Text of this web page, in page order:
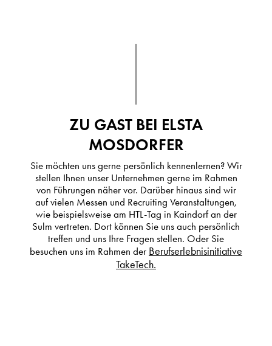
ZU GAST BEI ELSTA
MOSDORFER
Sie möchten uns gerne persönlich kennenlernen? Wir
stellen Ihnen unser Unternehmen gerne im Rahmen
von Führungen näher vor. Darüber hinaus sind wir
auf vielen Messen und Recruiting Veranstaltungen,
wie beispielsweise am HTL-Tag in Kaindorf an der
Sulm vertreten. Dort können Sie uns auch persönlich
treffen und uns Ihre Fragen stellen. Oder Sie
besuchen uns im Rahmen der Berufserlebnisinitiative
TakeTech.